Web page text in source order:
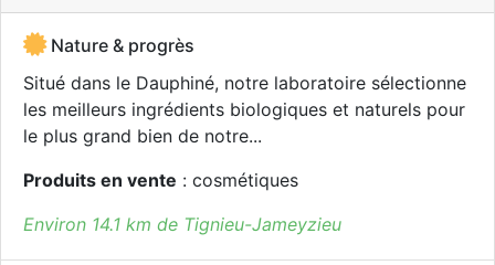
Nature & progrès
Situé dans le Dauphiné, notre laboratoire sélectionne
les meilleurs ingrédients biologiques et naturels pour
le plus grand bien de notre...
Produits en vente : cosmétiques
Environ 14.1 km de Tignieu-Jameyzieu